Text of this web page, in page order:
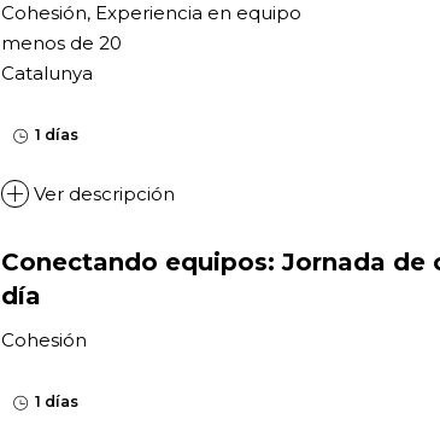
Cohesión, Experiencia en equipo
menos de 20
Catalunya
1 días
Ver descripción
Conectando equipos: Jornada de
día
Cohesión
1 días